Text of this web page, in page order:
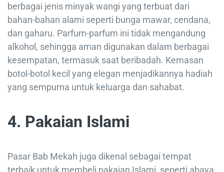
berbagai jenis minyak wangi yang terbuat dari
bahan-bahan alami seperti bunga mawar, cendana,
dan gaharu. Parfum-parfum ini tidak mengandung
alkohol, sehingga aman digunakan dalam berbagai
kesempatan, termasuk saat beribadah. Kemasan
botol-botol kecil yang elegan menjadikannya hadiah
yang sempurna untuk keluarga dan sahabat.
4. Pakaian Islami
Pasar Bab Mekah juga dikenal sebagai tempat
terbaik untuk membeli pakaian Islami, seperti abaya,